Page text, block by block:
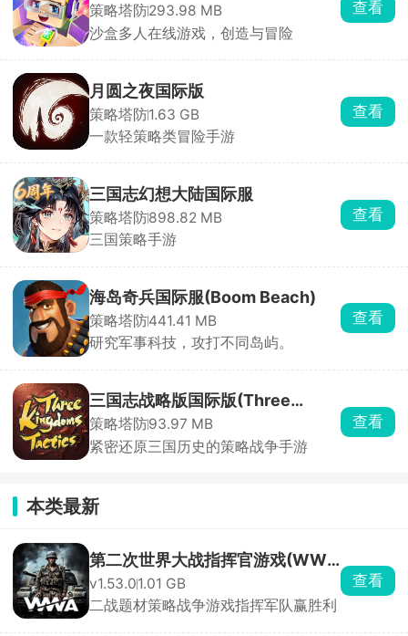
策略塔防293.98 MB
沙盒多人在线游戏，创造与冒险
查看
月圆之夜国际版
策略塔防1.63 GB
一款轻策略类冒险手游
查看
三国志幻想大陆国际服
策略塔防898.82 MB
三国策略手游
查看
海岛奇兵国际服(Boom Beach)
策略塔防441.41 MB
研究军事科技，攻打不同岛屿。
查看
三国志战略版国际版(Three
Kingdoms Tactics)
策略塔防93.97 MB
紧密还原三国历史的策略战争手游
查看
本类最新
第二次世界大战指挥官游戏(WWA
RTS)
v1.53.01.01 GB
二战题材策略战争游戏指挥军队赢胜利
查看